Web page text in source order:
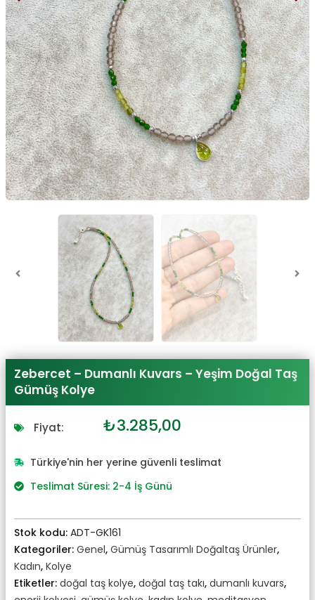
Zebercet – Dumanlı Kuvars – Yeşim Doğal Taş
Gümüş Kolye
Fiyat: Orijinal
₺3.614,00.
₺3.285,00
fiyat:
Türkiye'nin her yerine güvenli teslimat
Teslimat Süresi: 2-4 İş Günü
Stok kodu: ADT-GK161
Kategoriler: Genel, Gümüş Tasarımlı Doğaltaş Ürünler,
Kadın, Kolye
Etiketler: doğal taş kolye, doğal taş takı, dumanlı kuvars,